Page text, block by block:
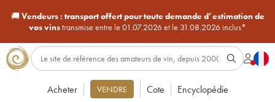
🚚Vendeurs : transport offert pour toute demande d’estimation de
vos vinstransmise entre le 01.07.2026 et le 31.08.2026 inclus*
Acheter VENDRE Cote Encyclopédie